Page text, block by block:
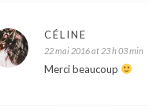
CÉLINE
22 mai 2016 at 23 h 03 min
Merci beaucoup